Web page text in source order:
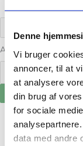
Denne
Vi bruger
annoncer, til at
at analysere
din brug af
for sociale
data med andre
Antal:
Tilføj til kurv
Beskrivelse
Yderligere
Anmeldelser (0)